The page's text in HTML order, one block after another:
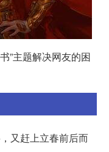
”主题解决网友的困
又赶上立春前后而